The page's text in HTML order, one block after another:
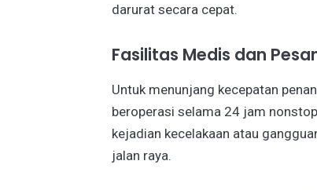
darurat secara cepat.
Fasilitas Medis dan
Untuk menunjang kecepatan
beroperasi selama 24 jam
kejadian kecelakaan atau
jalan raya.